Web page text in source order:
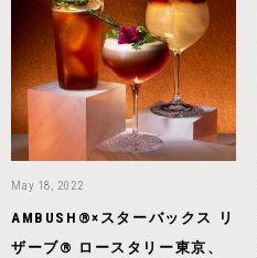
May 18, 2022
AMBUSH®×スターバックス リ
ザーブ® ロースタリー東京、